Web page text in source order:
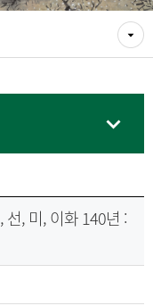
, 미, 이화 140년 :